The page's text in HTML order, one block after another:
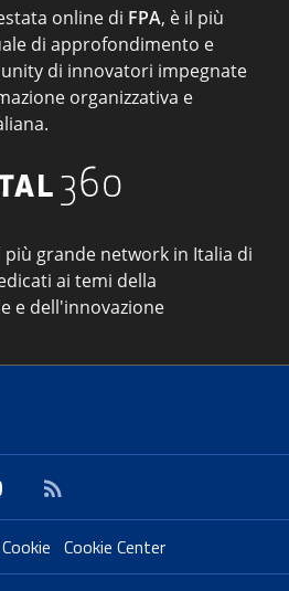
online di FPA, è il più
di approfondimento e
di innovatori impegnate
organizzativa e
più grande network in Italia di
ai temi della
e dell'innovazione
Cookie Center